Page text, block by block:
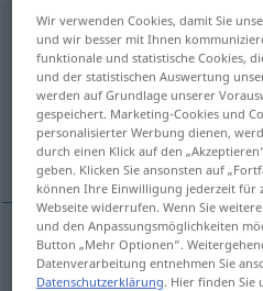
borga
Übersicht aller
(Für mehr Details die
bezahlen
(be)zahlen borga
Wir verwenden Cookies, damit Sie
und wir besser mit Ihnen
funktionale und statistische Cookies,
und der statistischen Auswertung
werden auf Grundlage unserer
gespeichert. Marketing-Cookies und
personalisierter Werbung dienen,
durch einen Klick auf den
geben. Klicken Sie ansonsten auf
können Ihre Einwilligung jederzeit für
Webseite widerrufen. Wenn Sie
und den Anpassungsmöglichkeiten
Button „Mehr Optionen“.
Datenverarbeitung entnehmen Sie
Datenschutzerklärung. Hier finden Sie